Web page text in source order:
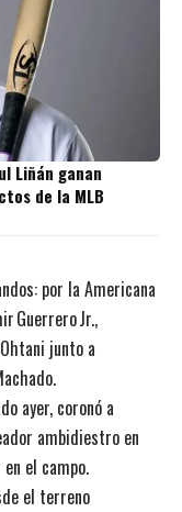
Liñán ganan
de la MLB
por la Americana
Guerrero Jr.,
junto a
ayer, coronó a
ambidiestro en
el campo.
el terreno